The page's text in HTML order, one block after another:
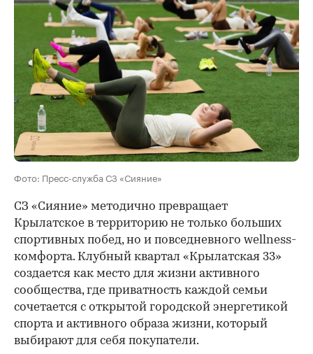
Фото: Пресс-служба СЗ «Сияние»
СЗ «Сияние» методично превращает
Крылатское в территорию не только больших
спортивных побед, но и повседневного wellness-
комфорта. Клубный квартал «Крылатская 33»
создается как место для жизни активного
сообщества, где приватность каждой семьи
сочетается с открытой городской энергетикой
спорта и активного образа жизни, который
выбирают для себя покупатели.